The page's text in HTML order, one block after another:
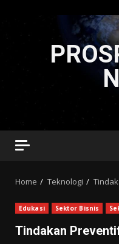
Home Teknologi
Edukasi Sektor Bisnis
Tindakan